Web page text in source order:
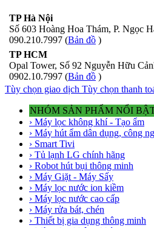
TP Hà Nội
Số 603 Hoàng Hoa Thám, P. Ngọc
090.210.7997 (Bản đồ )
TP HCM
Opal Tower, Số 92 Nguyễn Hữu
0902.10.7997 (Bản đồ )
Tùy chọn giao dịch Tùy chọn thanh
NHÓM SẢN PHẨM NỔI
› Máy lọc không khí - Tạo ẩm
› Máy hút ẩm dân dụng, công
› Smart Tivi
› Tủ lạnh LG chính hãng
› Robot hút bụi thông minh
› Máy Giặt - Máy Sấy
› Máy lọc nước ion kiềm
› Máy lọc nước cao cấp
› Máy rửa bát, chén
› Thiết bị gia dụng thông minh